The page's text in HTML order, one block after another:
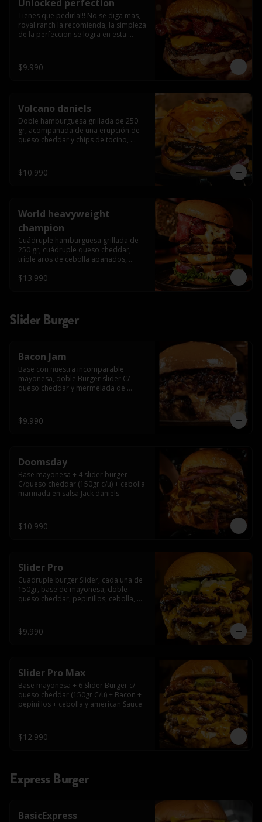
Unlocked perfection
Tienes que pedirla!!! No se diga mas,
royal ranch la recomienda, la simpleza
de la perfeccion se logra en esta
bacon secret sause, y tocino (se
recomienda con coccion 3/4).
$9.990
Volcano daniels
Doble hamburguesa grillada de 250
gr, acompañada de una erupción de
queso cheddar y chips de tocino,
americanos todo esto bañado en la
mejor salsa jack daniels al mas puro
$10.990
World heavyweight
champion
Cuádruple hamburguesa grillada de
250 gr, cuádruple queso cheddar,
triple aros de cebolla apanados,
morada, pepinillo, chedar sause y los
$13.990
Slider Burger
Bacon Jam
Base con nuestra incomparable
mayonesa, doble Burger slider C/
queso cheddar y mermelada de
$9.990
Doomsday
Base mayonesa + 4 slider burger
C/queso cheddar (150gr c/u) + cebolla
marinada en salsa Jack daniels
$10.990
Slider Pro
Cuadruple burger Slider, cada una de
150gr, base de mayonesa, doble
queso cheddar, pepinillos, cebolla,
$9.990
Slider Pro Max
Base mayonesa + 6 Slider Burger c/
queso cheddar (150gr C/u) + Bacon +
pepinillos + cebolla y american Sauce
$12.990
Express Burger
BasicExpress